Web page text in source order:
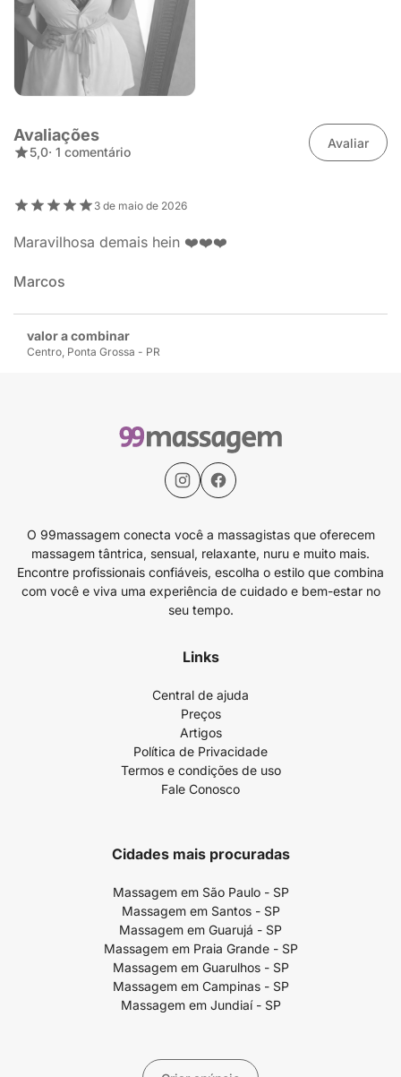
valor a combinar
Centro, Ponta Grossa - PR
Avaliações
5,0· 1 comentário
Avaliar
3 de maio de 2026
Maravilhosa demais hein ❤️❤️❤️
Marcos
O 99massagem conecta você a massagistas que oferecem
massagem tântrica, sensual, relaxante, nuru e muito mais.
Encontre profissionais confiáveis, escolha o estilo que combina
com você e viva uma experiência de cuidado e bem-estar no
seu tempo.
Links
Central de ajuda
Preços
Artigos
Política de Privacidade
Termos e condições de uso
Fale Conosco
Cidades mais procuradas
Massagem em São Paulo - SP
Massagem em Santos - SP
Massagem em Guarujá - SP
Massagem em Praia Grande - SP
Massagem em Guarulhos - SP
Massagem em Campinas - SP
Massagem em Jundiaí - SP